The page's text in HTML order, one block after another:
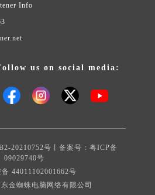
Info
us on social media:
20210752号丨备案号： 粤ICP备
09029740号
44011102001662号
金蜘蛛电脑网络有限公司